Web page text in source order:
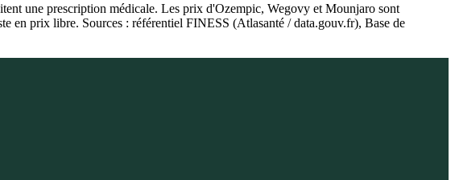
une prescription médicale. Les prix d'Ozempic, Wegovy et Mounjaro sont
en prix libre. Sources : référentiel FINESS (Atlasanté / data.gouv.fr), Base de